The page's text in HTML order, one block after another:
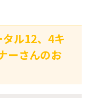
ル12、4キ
ーさんのお